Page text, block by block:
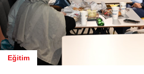
Eğitim